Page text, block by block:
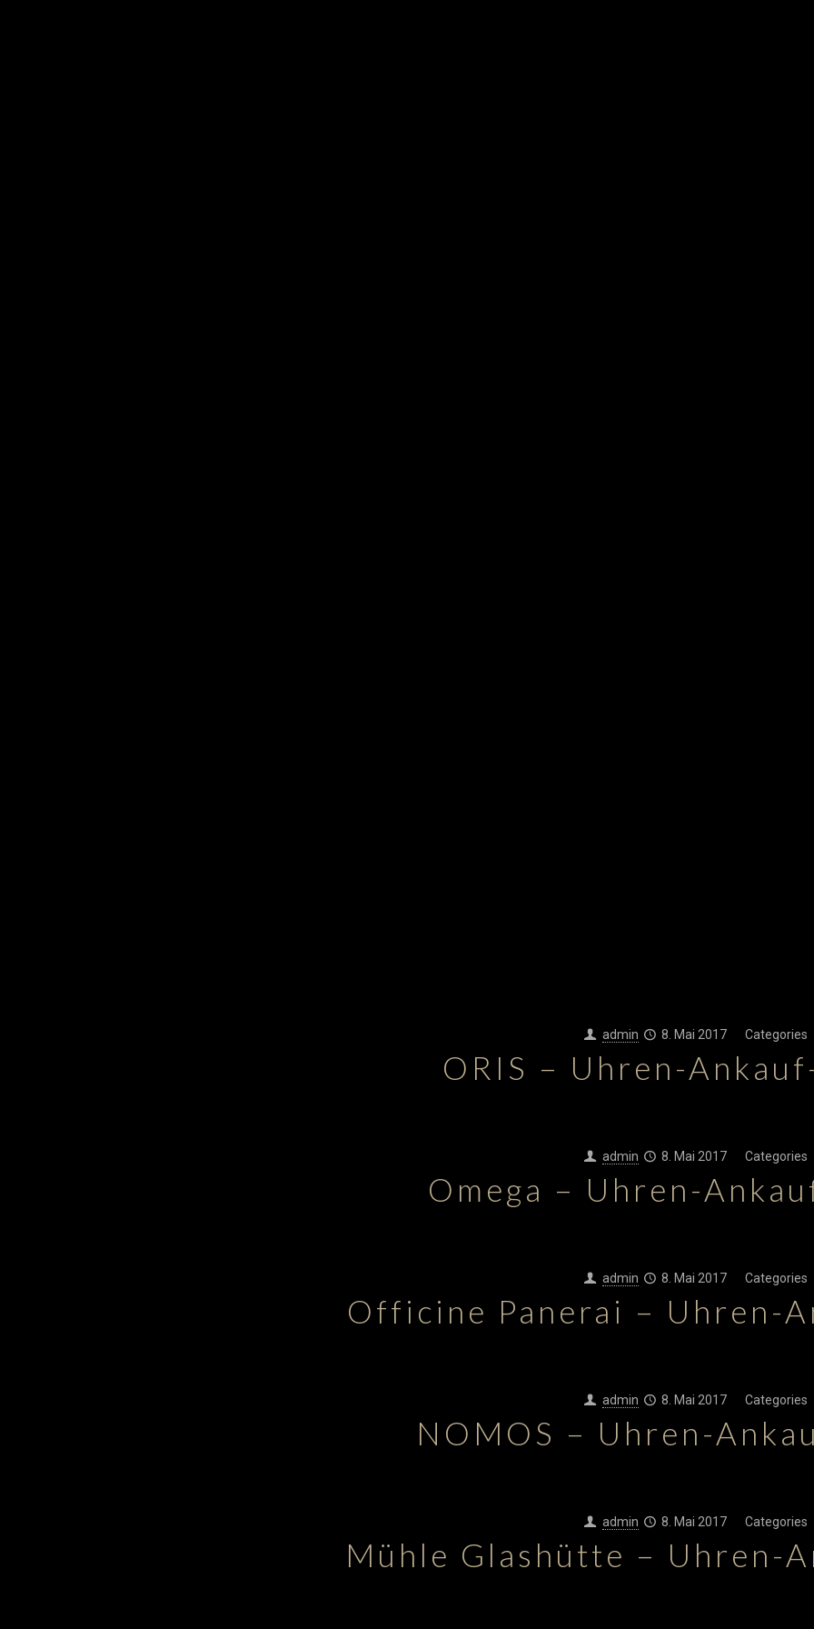
admin 8. Mai 2017 Categories
ORIS – Uhren-
admin 8. Mai 2017 Categories
Omega – Uhren-
admin 8. Mai 2017 Categories
Officine Panerai – Uhren-
admin 8. Mai 2017 Categories
NOMOS – Uhren-
admin 8. Mai 2017 Categories
Mühle Glashütte – Uhren-